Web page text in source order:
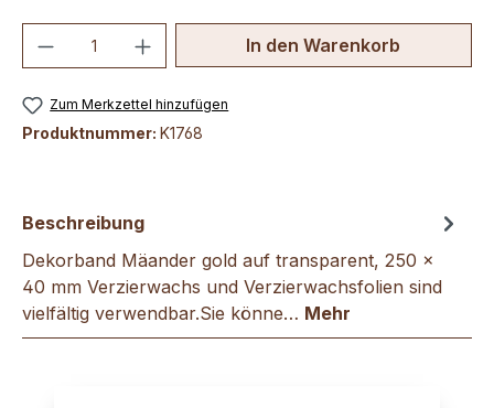
Produkt Anzahl: Gib denIn den Warenkorb
Zum Merkzettel hinzufügen
Produktnummer: K1768
Beschreibung
Dekorband Mäander gold auf transparent, 250 x
40 mm Verzierwachs und Verzierwachsfolien sind
vielfältig verwendbar.Sie könne… Mehr